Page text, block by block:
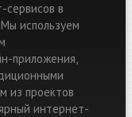
сервисов в
используем
приложения,
из проектов
интернет-